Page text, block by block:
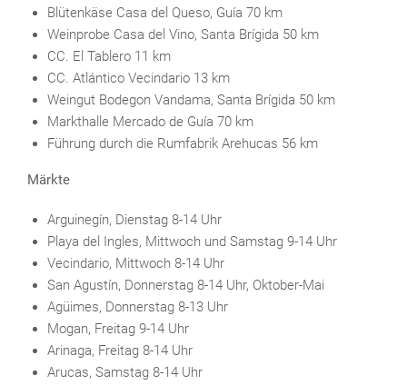
Blütenkäse Casa del Queso, Guía 70 km
Weinprobe Casa del Vino, Santa Brígida 50 km
CC. El Tablero 11 km
CC. Atlántico Vecindario 13 km
Weingut Bodegon Vandama, Santa Brígida 50 km
Markthalle Mercado de Guía 70 km
Führung durch die Rumfabrik Arehucas 56 km
Märkte
Arguinegín, Dienstag 8-14 Uhr
Playa del Ingles, Mittwoch und Samstag 9-14 Uhr
Vecindario, Mittwoch 8-14 Uhr
San Agustín, Donnerstag 8-14 Uhr, Oktober-Mai
Agüimes, Donnerstag 8-13 Uhr
Mogan, Freitag 9-14 Uhr
Arinaga, Freitag 8-14 Uhr
Arucas, Samstag 8-14 Uhr